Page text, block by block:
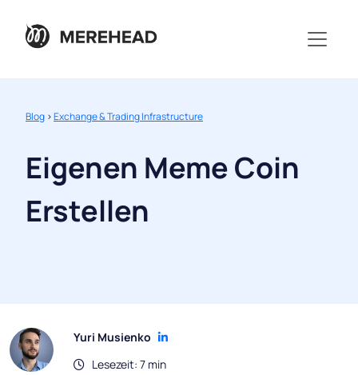
Blog >Exchange & Trading Infrastructure
Eigenen Meme Coin
Erstellen
Yuri Musienko
Lesezeit: 7 min